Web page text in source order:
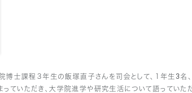
博士課程３年生の飯塚直子さんを司会として、１年生3名
っていただき、大学院進学や研究生活について語っていた